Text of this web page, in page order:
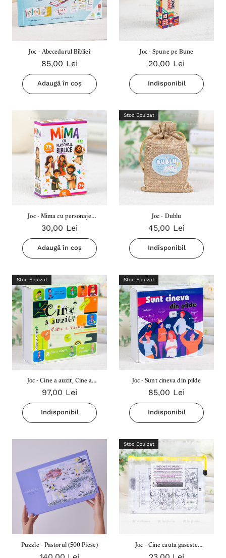
Joc - Abecedarul Bibliei
85,00 Lei
Adaugă în coș
Joc - Spune pe Bune
20,00 Lei
Indisponibil
Joc - Mima cu personaje
Biblice
30,00 Lei
Adaugă în coș
Stoc Epuizat
Joc - Dublu
45,00 Lei
Indisponibil
Stoc Epuizat
Joc - Cine a auzit, Cine a
vazut
97,00 Lei
Indisponibil
Stoc Epuizat
Joc - Sunt cineva din pilde
85,00 Lei
Indisponibil
Puzzle - Pastorul (500 Piese)
Stoc Epuizat
Joc - Cine cauta gaseste